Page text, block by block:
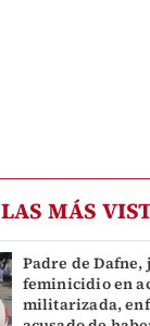
LAS MÁS
Padre de
feminicidio en
militarizada,